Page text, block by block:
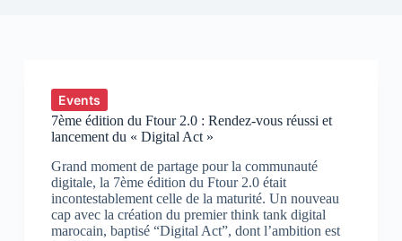
Events
7ème édition du Ftour 2.0 : Rendez-vous réussi et
lancement du « Digital Act »
Grand moment de partage pour la communauté
digitale, la 7ème édition du Ftour 2.0 était
incontestablement celle de la maturité. Un nouveau
cap avec la création du premier think tank digital
marocain, baptisé “Digital Act”, dont l’ambition est